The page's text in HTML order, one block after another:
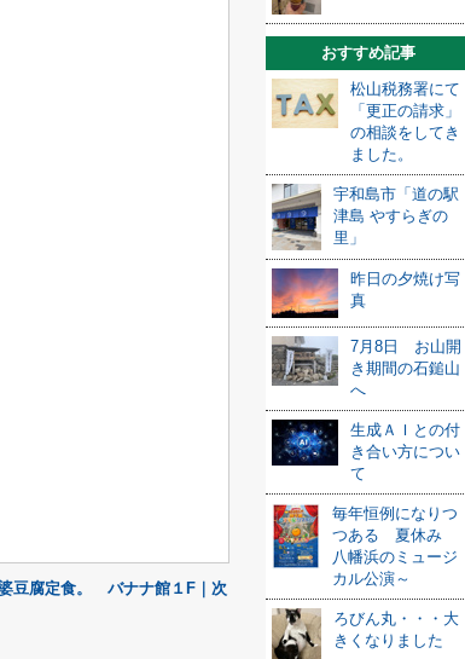
豆腐定食。 バナナ館１F｜次
おすすめ記事
松山税務署にて
「更正の請求」
の相談をしてき
ました。
宇和島市「道の駅
津島 やすらぎの
里」
昨日の夕焼け写
真
7月8日 お山開
き期間の石鎚山
へ
生成ＡＩとの付
き合い方につい
て
毎年恒例になりつ
つある 夏休み
八幡浜のミュージ
カル公演～
ろびん丸・・・大
きくなりました